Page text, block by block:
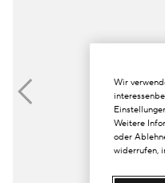
Wir
Weitere
oder
widerrufen,